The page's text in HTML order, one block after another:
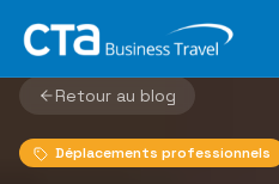
Accueil›Le Mag
›Déplacements pro
Retour au blog
Déplacements professionnels